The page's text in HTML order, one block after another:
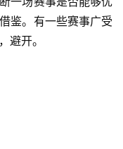
鉴。有一些赛事广受
避开。